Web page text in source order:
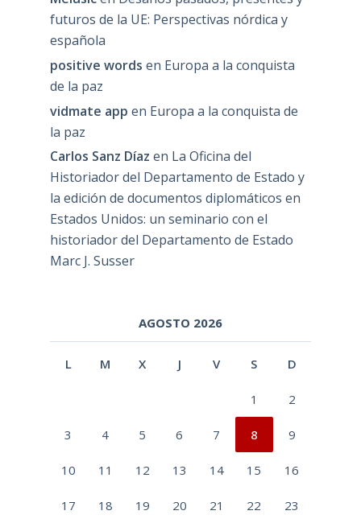
futuros de la UE: Perspectivas nórdica y
española
positive words en Europa a la conquista
de la paz
vidmate app en Europa a la conquista de
la paz
Carlos Sanz Díaz en La Oficina del
Historiador del Departamento de Estado y
la edición de documentos diplomáticos en
Estados Unidos: un seminario con el
historiador del Departamento de Estado
Marc J. Susser
AGOSTO 2026
L M X J V S D
1 2
3 4 5 6 7 8 9
10 11 12 13 14 15 16
17 18 19 20 21 22 23